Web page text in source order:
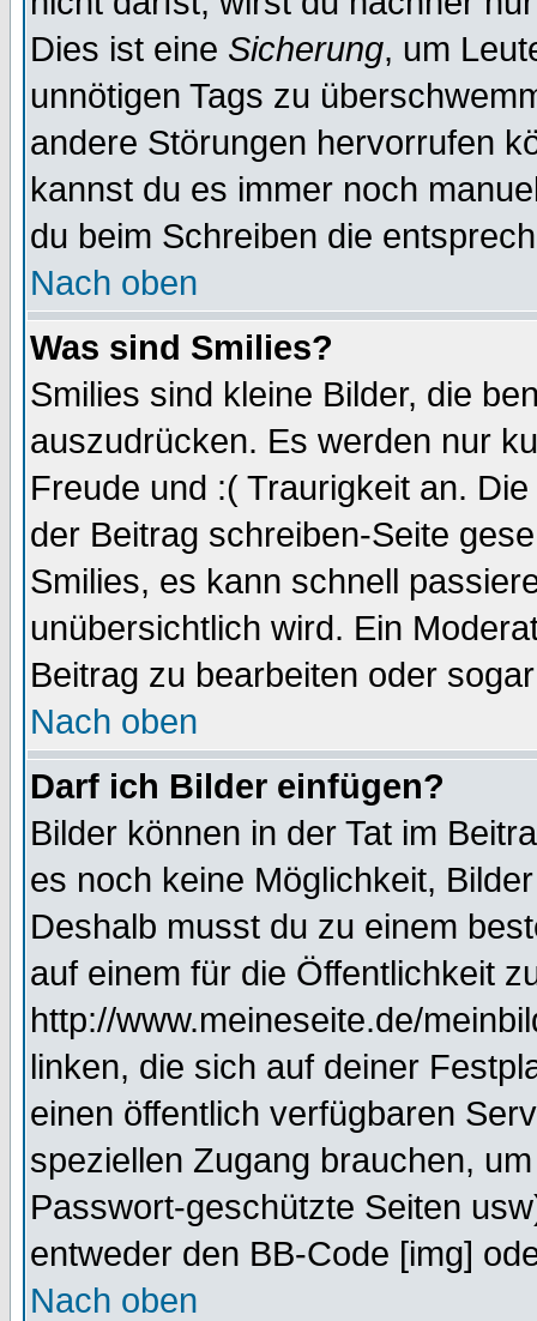
Dies ist eine Sicherung, um
unnötigen Tags zu
andere Störungen hervorrufen
kannst du es immer noch
du beim Schreiben die
Nach oben
Was sind Smilies?
Smilies sind kleine Bilder, die
auszudrücken. Es werden nur
Freude und :( Traurigkeit an.
der Beitrag schreiben-Seite
Smilies, es kann schnell
unübersichtlich wird. Ein
Beitrag zu bearbeiten oder
Nach oben
Darf ich Bilder einfügen?
Bilder können in der Tat im
es noch keine Möglichkeit,
Deshalb musst du zu einem
auf einem für die Öffentlichkeit
http://www.meineseite.de/
linken, die sich auf deiner
einen öffentlich verfügbaren
speziellen Zugang brauchen,
Passwort-geschützte Seiten
entweder den BB-Code [img]
Nach oben